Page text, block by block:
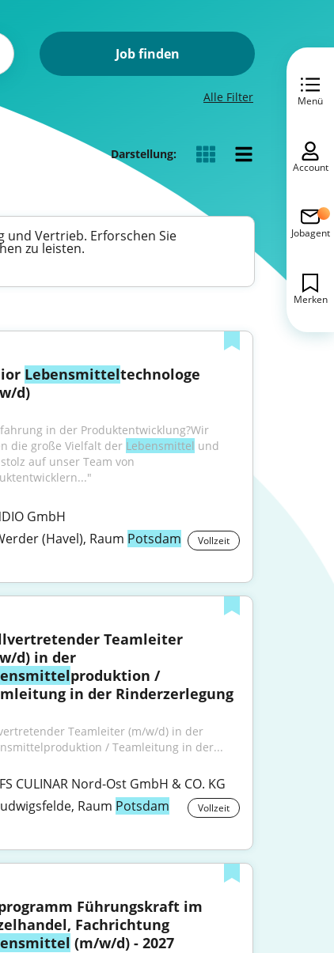
Job finden
Alle Filter
Darstellung:
und Vertrieb. Erforschen Sie
zu leisten.
Lebensmitteltechnologe
d)
in der Produktentwicklung?Wir
die große Vielfalt der Lebensmittel und
auf unser Team von
GmbH
(Havel), Raum Potsdam Vollzeit
Teamleiter
(m/w/d) in der
produktion /
in der Rinderzerlegung
Teamleiter (m/w/d) in der
/ Teamleitung in der...
CULINAR Nord-Ost GmbH & CO. KG
Raum Potsdam Vollzeit
Führungskraft im
Einzelhandel, Fachrichtung
(m/w/d) - 2027
Menü
Account
Jobagent
Merken